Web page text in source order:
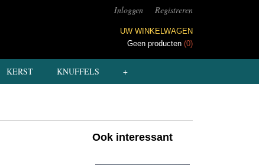
Inloggen Registreren
UW WINKELWAGEN
Geen producten (0)
KERST KNUFFELS +
Ook interessant